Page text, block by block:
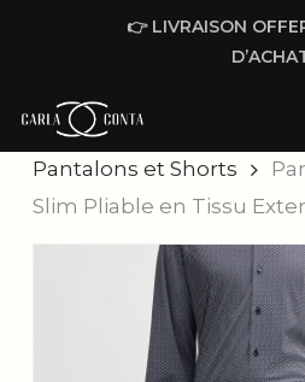
content
👉 LIVRAISON
Accueil Homme
Pantalons et Shorts
Slim Pliable en Tissu